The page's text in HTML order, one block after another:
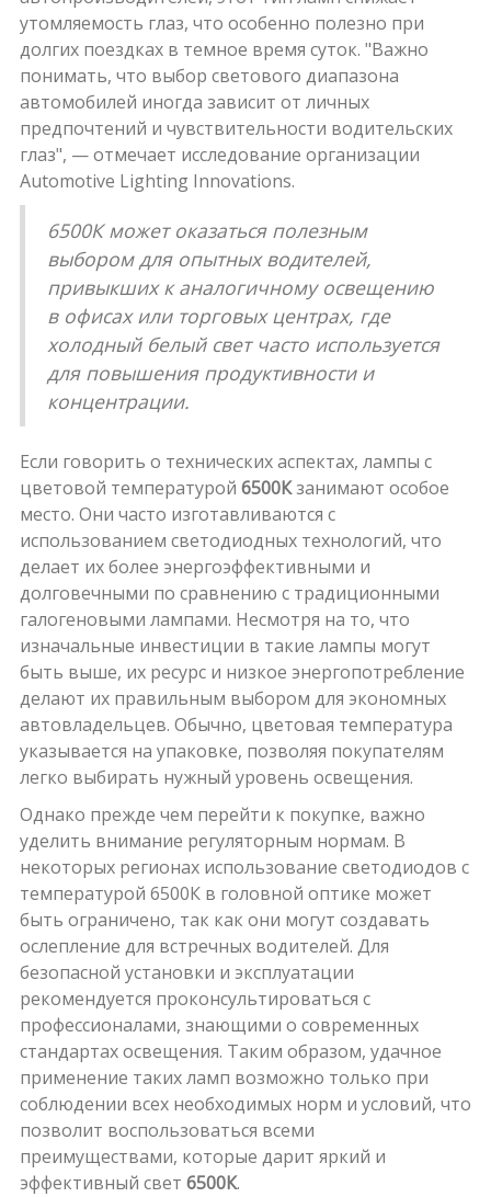
утомляемость глаз, что особенно полезно при
долгих поездках в темное время суток. "Важно
понимать, что выбор светового диапазона
автомобилей иногда зависит от личных
предпочтений и чувствительности водительских
глаз", — отмечает исследование организации
Automotive Lighting Innovations.
6500К может оказаться полезным
выбором для опытных водителей,
привыкших к аналогичному освещению
в офисах или торговых центрах, где
холодный белый свет часто используется
для повышения продуктивности и
концентрации.
Если говорить о технических аспектах, лампы с
цветовой температурой 6500Кзанимают особое
место. Они часто изготавливаются с
использованием светодиодных технологий, что
делает их более энергоэффективными и
долговечными по сравнению с традиционными
галогеновыми лампами. Несмотря на то, что
изначальные инвестиции в такие лампы могут
быть выше, их ресурс и низкое энергопотребление
делают их правильным выбором для экономных
автовладельцев. Обычно, цветовая температура
указывается на упаковке, позволяя покупателям
легко выбирать нужный уровень освещения.
Однако прежде чем перейти к покупке, важно
уделить внимание регуляторным нормам. В
некоторых регионах использование светодиодов с
температурой 6500К в головной оптике может
быть ограничено, так как они могут создавать
ослепление для встречных водителей. Для
безопасной установки и эксплуатации
рекомендуется проконсультироваться с
профессионалами, знающими о современных
стандартах освещения. Таким образом, удачное
применение таких ламп возможно только при
соблюдении всех необходимых норм и условий, что
позволит воспользоваться всеми
преимуществами, которые дарит яркий и
эффективный свет 6500К.